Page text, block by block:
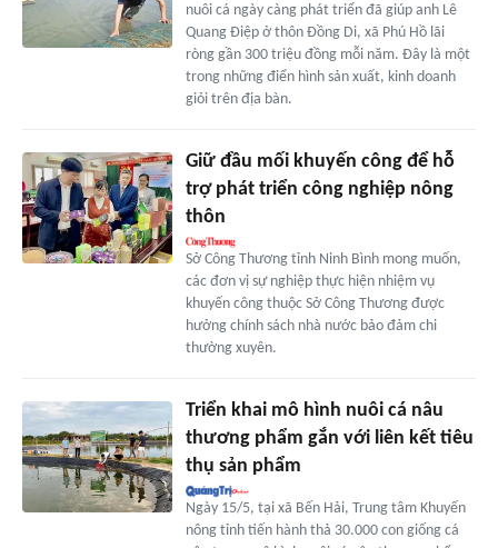
nuôi cá ngày càng phát triển đã giúp anh Lê
Quang Điệp ở thôn Đồng Di, xã Phú Hồ lãi
ròng gần 300 triệu đồng mỗi năm. Đây là một
trong những điển hình sản xuất, kinh doanh
giỏi trên địa bàn.
Giữ đầu mối khuyến công để hỗ
trợ phát triển công nghiệp nông
thôn
Sở Công Thương tỉnh Ninh Bình mong muốn,
các đơn vị sự nghiệp thực hiện nhiệm vụ
khuyến công thuộc Sở Công Thương được
hưởng chính sách nhà nước bảo đảm chi
thường xuyên.
Triển khai mô hình nuôi cá nâu
thương phẩm gắn với liên kết tiêu
thụ sản phẩm
Ngày 15/5, tại xã Bến Hải, Trung tâm Khuyến
nông tỉnh tiến hành thả 30.000 con giống cá